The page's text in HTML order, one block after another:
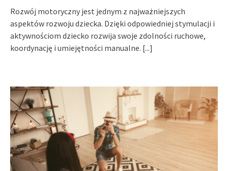
Rozwój motoryczny jest jednym z najważniejszych
aspektów rozwoju dziecka. Dzięki odpowiedniej stymulacji i
aktywnościom dziecko rozwija swoje zdolności ruchowe,
koordynację i umiejętności manualne. [...]